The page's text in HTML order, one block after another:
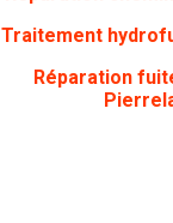
Traitement
Réparation